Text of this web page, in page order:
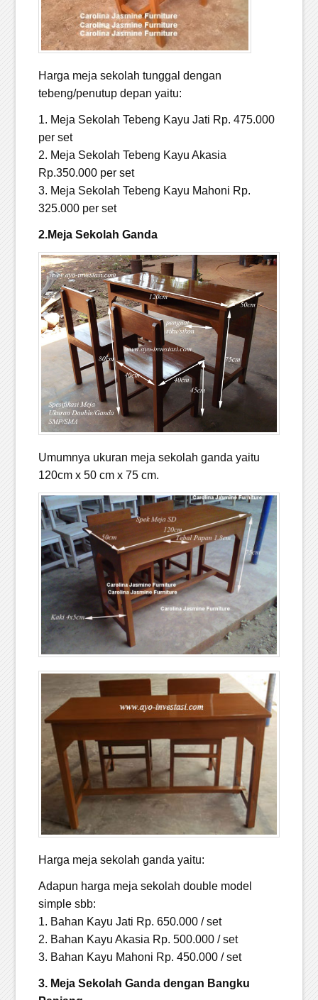
Harga meja sekolah tunggal dengan
tebeng/penutup depan yaitu:
1. Meja Sekolah Tebeng Kayu Jati Rp. 475.000
per set
2. Meja Sekolah Tebeng Kayu Akasia
Rp.350.000 per set
3. Meja Sekolah Tebeng Kayu Mahoni Rp.
325.000 per set
2.Meja Sekolah Ganda
Umumnya ukuran meja sekolah ganda yaitu
120cm x 50 cm x 75 cm.
Harga meja sekolah ganda yaitu:
Adapun harga meja sekolah double model
simple sbb:
1. Bahan Kayu Jati Rp. 650.000 / set
2. Bahan Kayu Akasia Rp. 500.000 / set
3. Bahan Kayu Mahoni Rp. 450.000 / set
3. Meja Sekolah Ganda dengan Bangku